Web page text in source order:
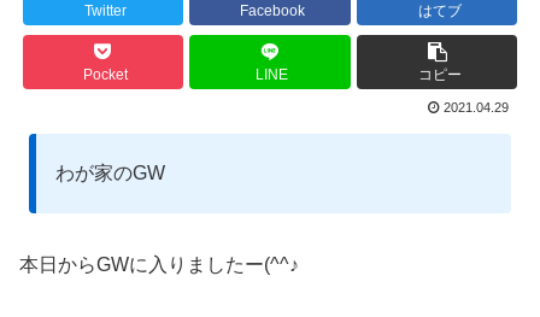
Twitter Facebook はてブ
Pocket LINE コピー
2021.04.29
わが家のGW
本日からGWに入りましたー(^^♪